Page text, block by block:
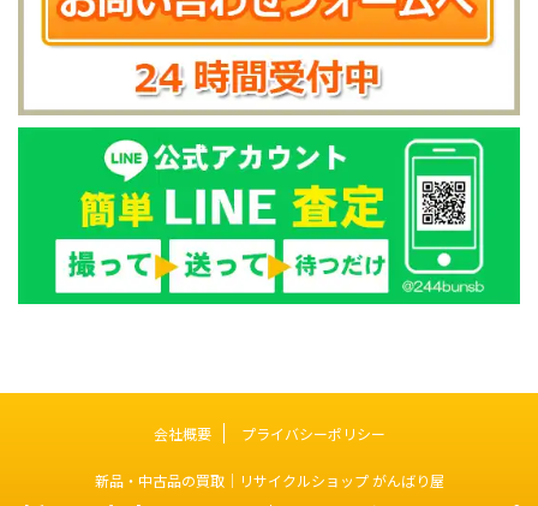
会社概要 プライバシーポリシー
新品・中古品の買取｜リサイクルショップ がんばり屋